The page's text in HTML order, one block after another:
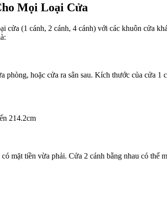
Mọi Loại Cửa
(1 cánh, 2 cánh, 4 cánh) với các khuôn cửa
hoặc cửa ra sân sau. Kích thước của cửa
214.2cm
mặt tiền vừa phải. Cửa 2 cánh bằng nhau có